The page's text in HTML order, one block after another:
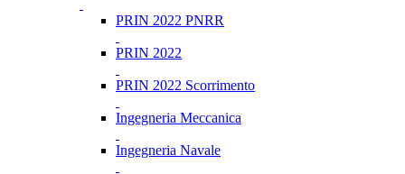
PRIN 2022 PNRR
PRIN 2022
PRIN 2022 Scorrimento
Ingegneria Meccanica
Ingegneria Navale